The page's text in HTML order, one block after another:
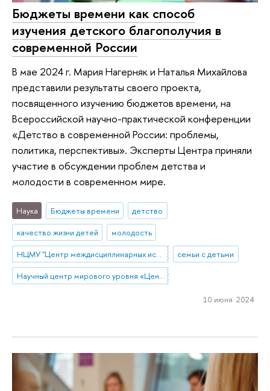
Бюджеты времени как способ
изучения детского благополучия в
современной России
В мае 2024 г. Мария Нагерняк и Наталья Михайлова
представили результаты своего проекта,
посвященного изучению бюджетов времени, на
Всероссийской научно-практической конференции
«Детство в современной России: проблемы,
политика, перспективы». Эксперты Центра приняли
участие в обсуждении проблем детства и
молодости в современном мире.
Наука Бюджеты времени
детство
качество жизни детей
молодость
НЦМУ "Центр междисциплинарных исследований человеческого потенциала"
семьи с детьми
Научный центр мирового уровня «Центр междисциплинарных исследований человеческого потенциала»
10 июня 2024